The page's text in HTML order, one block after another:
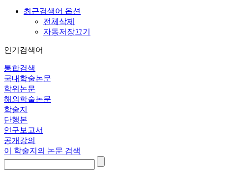
최근검색어 옵션
전체삭제
자동저장끄기
인기검색어
통합검색
국내학술논문
학위논문
해외학술논문
학술지
단행본
연구보고서
공개강의
이 학술지의 논문 검색